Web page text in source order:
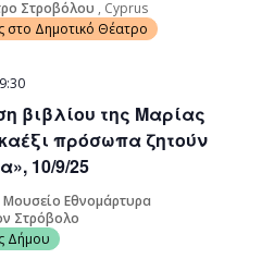
Στροβόλου , Cyprus
στο Δημοτικό Θέατρο
βιβλίου της Μαρίας
πρόσωπα ζητούν
10/9/25
Μουσείο Εθνομάρτυρα
Στρόβολο
Δήμου